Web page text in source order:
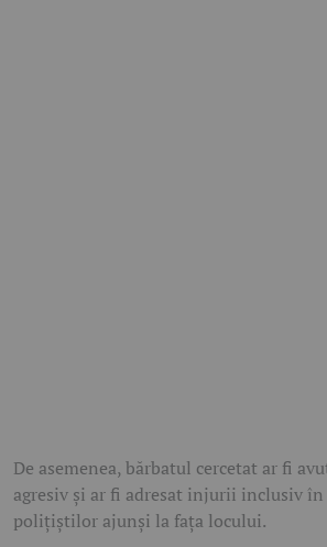
De asemenea, bărbatul cercetat ar fi
agresiv și ar fi adresat injurii inclusiv în
polițiștilor ajunși la fața locului.